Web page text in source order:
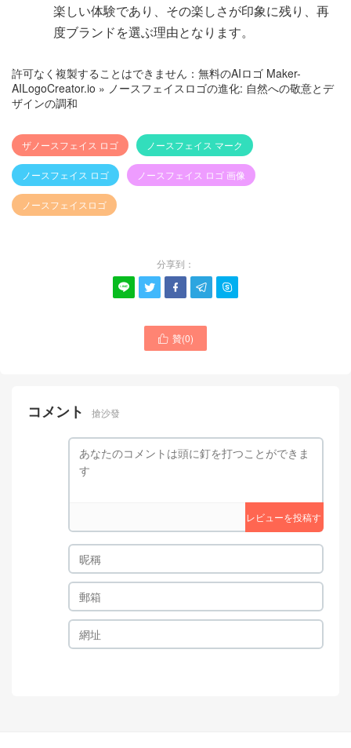
楽しい体験であり、その楽しさが印象に残り、再
度ブランドを選ぶ理由となります。
許可なく複製することはできません： 無料のAIロゴ Maker-
AILogoCreator.io » ノースフェイスロゴの進化: 自然への敬意とデ
ザインの調和
ザノースフェイス ロゴ ノースフェイス マーク
ノースフェイス ロゴ ノースフェイス ロゴ 画像
ノースフェイスロゴ
分享到：
    
 贊(0)
コメント 搶沙發
レビューを投稿す
る